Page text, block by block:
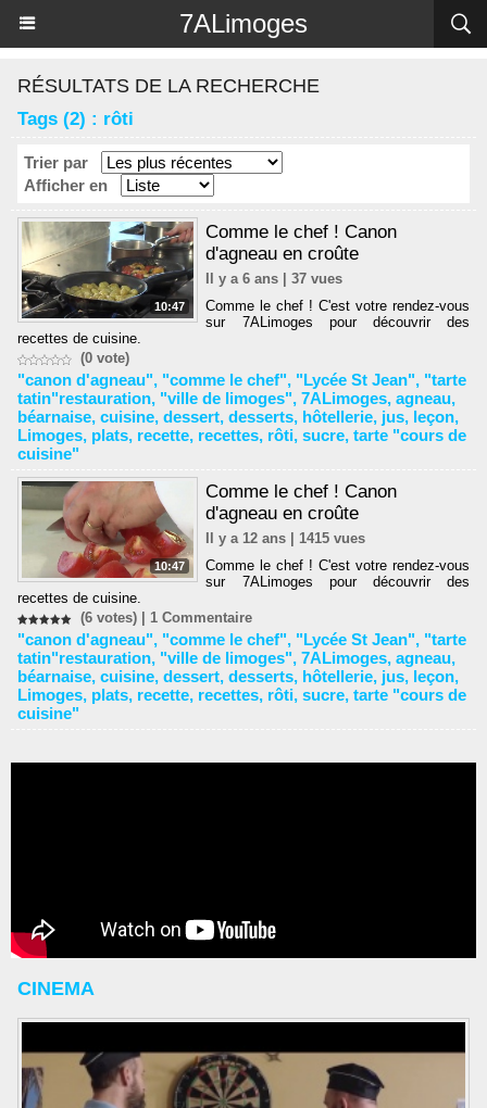
7ALimoges
RÉSULTATS DE LA RECHERCHE
Tags (2) : rôti
Trier par
Afficher en
10:47
Comme le chef ! Canon
d'agneau en croûte
Il y a 6 ans | 37 vues
Comme le chef ! C'est votre rendez-vous
sur 7ALimoges pour découvrir des
recettes de cuisine.
(0 vote)
"canon d'agneau", "comme le chef", "Lycée St Jean", "tarte
tatin"restauration, "ville de limoges", 7ALimoges, agneau,
béarnaise, cuisine, dessert, desserts, hôtellerie, jus, leçon,
Limoges, plats, recette, recettes, rôti, sucre, tarte "cours de
cuisine"
10:47
Comme le chef ! Canon
d'agneau en croûte
Il y a 12 ans | 1415 vues
Comme le chef ! C'est votre rendez-vous
sur 7ALimoges pour découvrir des
recettes de cuisine.
(6 votes) | 1 Commentaire
"canon d'agneau", "comme le chef", "Lycée St Jean", "tarte
tatin"restauration, "ville de limoges", 7ALimoges, agneau,
béarnaise, cuisine, dessert, desserts, hôtellerie, jus, leçon,
Limoges, plats, recette, recettes, rôti, sucre, tarte "cours de
cuisine"
CINEMA